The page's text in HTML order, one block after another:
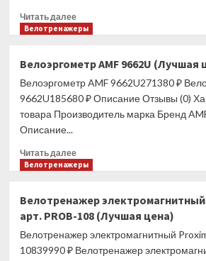
PRO
(Лучшая
Читать далееПрочитать
больше
DFC
SUN
FITTER
(Лучшая
Велотренажеры
Велоэргометр AMF 9662U (Лучшая
Велоэргометр AMF 9662U271380 ₽
9662U185680 ₽ Описание Отзывы (0)
товара Производитель марка Бренд
Описание...
Читать далееПрочитать
больше
AMF
9662U
(Лучшая
цена)
Велотренажеры
Велотренажер
арт. PROB-108 (Лучшая цена)
Велотренажер электромагнитный
10839990 ₽ Велотренажер